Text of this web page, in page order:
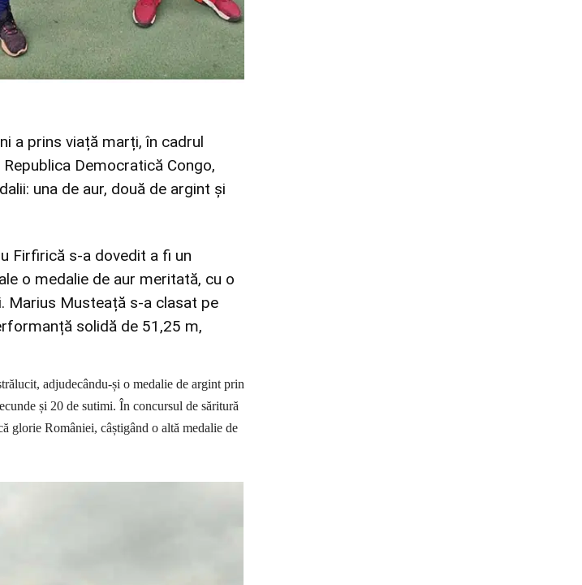
a prins viață marți, în cadrul
Democratică Congo,
una de aur, două de argint și
Firfirică s-a dovedit a fi un
o medalie de aur meritată, cu o
Marius Musteață s-a clasat pe
solidă de 51,25 m,
adjudecându-și o medalie de argint prin
și 20 de sutimi. În concursul de săritură
glorie României, câștigând o altă medalie de